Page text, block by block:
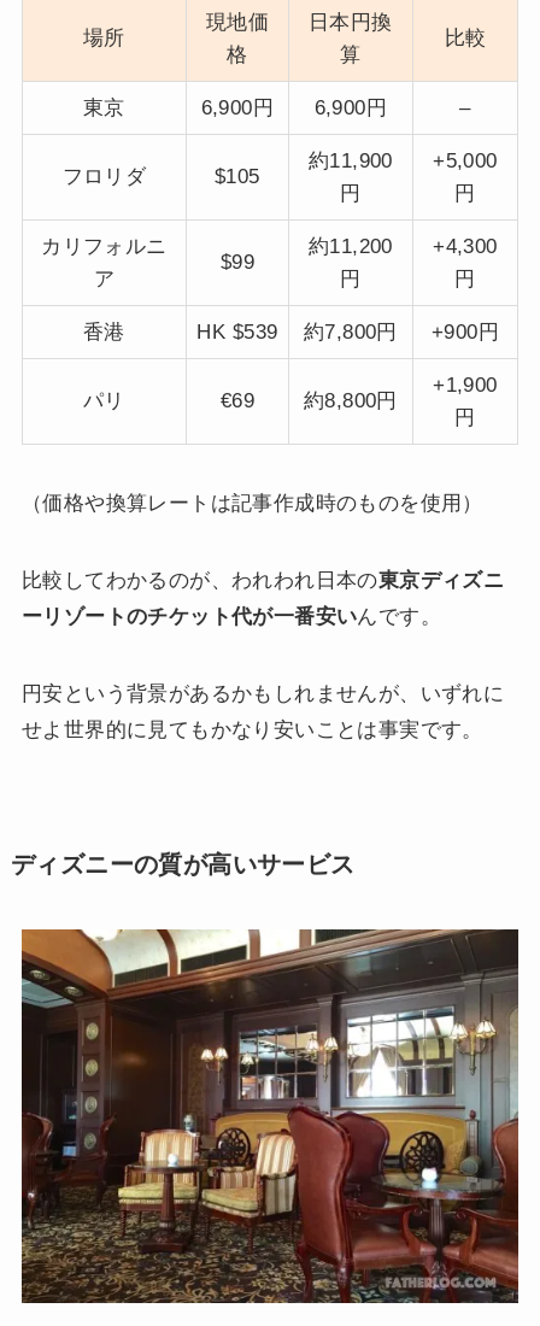
場所
現地価
格
日本円換
算
比較
東京 6,900円 6,900円 –
フロリダ $105
約11,900
円
+5,000
円
カリフォルニ
ア
$99
約11,200
円
+4,300
円
香港 HK $539 約7,800円 +900円
パリ €69 約8,800円
+1,900
円
（価格や換算レートは記事作成時のものを使用）
比較してわかるのが、われわれ日本の東京ディズニ
ーリゾートのチケット代が一番安いんです。
円安という背景があるかもしれませんが、いずれに
せよ世界的に見てもかなり安いことは事実です。
ディズニーの質が高いサービス